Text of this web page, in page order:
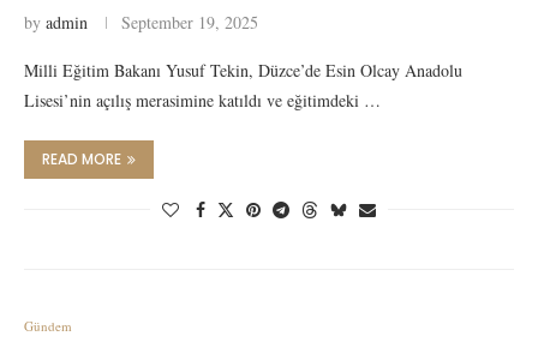
by admin September 19, 2025
Milli Eğitim Bakanı Yusuf Tekin, Düzce’de Esin Olcay Anadolu
Lisesi’nin açılış merasimine katıldı ve eğitimdeki …
READ MORE
Gündem